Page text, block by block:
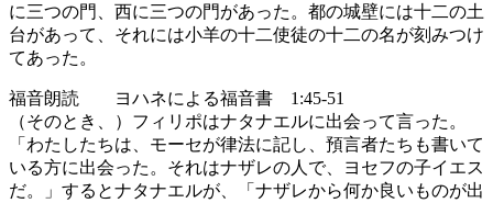
に三つの門、西に三つの門があった。都の城壁には十二の土
台があって、それには小羊の十二使徒の十二の名が刻みつけ
てあった。
福音朗読 ヨハネによる福音書 1:45-51
（そのとき、）フィリポはナタナエルに出会って言った。
「わたしたちは、モーセが律法に記し、預言者たちも書いて
いる方に出会った。それはナザレの人で、ヨセフの子イエス
だ。」するとナタナエルが、「ナザレから何か良いものが出